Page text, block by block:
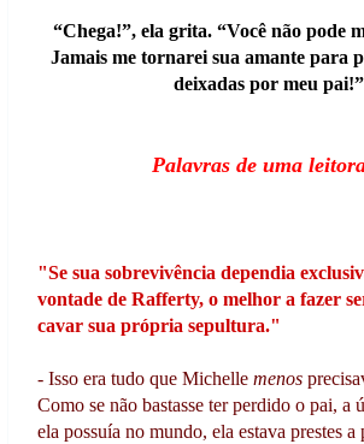
“Chega!”, ela grita. “Você não pode
Jamais me tornarei sua amante para
deixadas por meu pai!”
Palavras de uma
"Se sua sobrevivência dependia
vontade de Rafferty, o melhor a fazer
cavar sua própria sepultura."
- Isso era tudo que Michelle menos
Como se não bastasse ter perdido o pai, a
ela possuía no mundo, ela estava prestes a